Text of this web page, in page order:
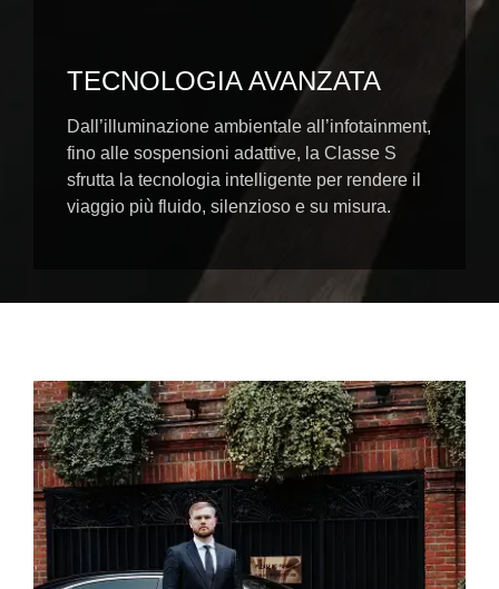
TECNOLOGIA AVANZATA
Dall’illuminazione ambientale all’infotainment,
fino alle sospensioni adattive, la Classe S
sfrutta la tecnologia intelligente per rendere il
viaggio più fluido, silenzioso e su misura.